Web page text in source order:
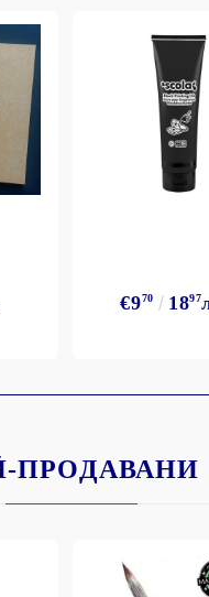
€970 1897
ПРОДАВАНИ